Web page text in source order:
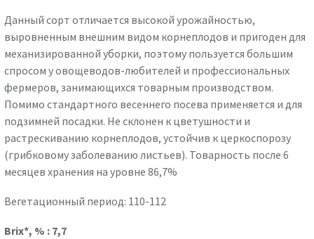
Данный сорт отличается высокой урожайностью,
выровненным внешним видом корнеплодов и пригоден для
механизированной уборки, поэтому пользуется большим
спросом у овощеводов-любителей и профессиональных
фермеров, занимающихся товарным производством.
Помимо стандартного весеннего посева применяется и для
подзимней посадки. Не склонен к цветушности и
растрескиванию корнеплодов, устойчив к церкоспорозу
(грибковому заболеванию листьев). Товарность после 6
месяцев хранения на уровне 86,7%
Вегетационный период: 110-112
Brix*, % : 7,7